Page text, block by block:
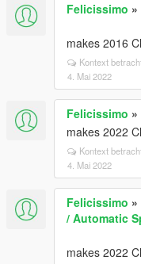
Felicissimo »
makes 2016
Kontext
4. Mai 2022
Felicissimo »
makes 2022
Kontext
4. Mai 2022
Felicissimo »
/ Automatic
makes 2022